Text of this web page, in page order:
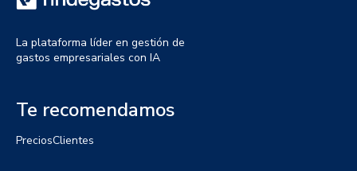
La plataforma líder en gestión de
gastos empresariales con IA
Te recomendamos
PreciosClientes